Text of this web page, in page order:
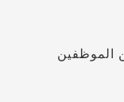
الموظفين